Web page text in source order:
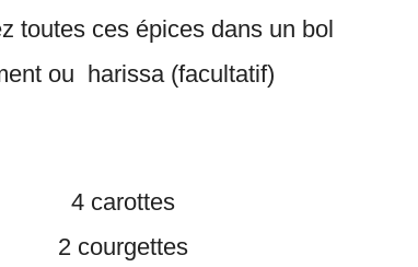
toutes ces épices dans un bol
ou harissa (facultatif)
4 carottes
2 courgettes